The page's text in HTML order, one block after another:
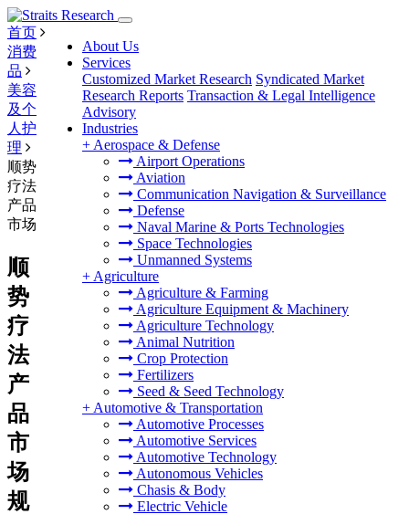
About Us
Services
Customized Market Research Syndicated Market
Research Reports Transaction & Legal Intelligence
Advisory
Industries
+ Aerospace & Defense
Airport Operations
Aviation
Communication Navigation & Surveillance
Defense
Naval Marine & Ports Technologies
Space Technologies
Unmanned Systems
+ Agriculture
Agriculture & Farming
Agriculture Equipment & Machinery
Agriculture Technology
Animal Nutrition
Crop Protection
Fertilizers
Seed & Seed Technology
+ Automotive & Transportation
Automotive Processes
Automotive Services
Automotive Technology
Autonomous Vehicles
Chasis & Body
Electric Vehicle
首页
消费
品
美容
及个
人护
理
顺势
疗法
产品
市场
顺
势
疗
法
产
品
市
场
规